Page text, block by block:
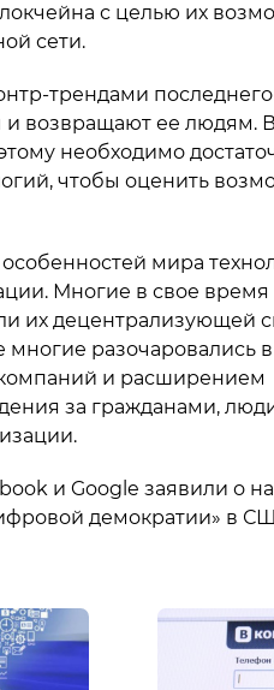
с целью их
сети.
трендами
возвращают ее людям.
необходимо
чтобы оценить
мира
Многие в свое
их децентрализующей
разочаровались
компаний и расширением
за гражданами,
и Google заявили о
демократии» в